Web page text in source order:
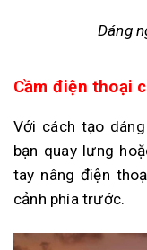
Dáng
Cầm điện thoại
Với cách tạo
bạn quay lưng
tay nâng điện
cảnh phía trước.